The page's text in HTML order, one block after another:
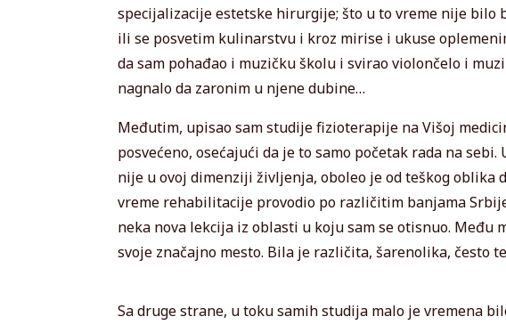
specijalizacije estetske hirurgije; što u to vreme nije bilo
ili se posvetim kulinarstvu i kroz mirise i ukuse
da sam pohađao i muzičku školu i svirao violončelo i
nagnalo da zaronim u njene dubine…
Međutim, upisao sam studije fizioterapije na Višoj
posvećeno, osećajući da je to samo početak rada na
nije u ovoj dimenziji življenja, oboleo je od teškog
vreme rehabilitacije provodio po različitim banjama
neka nova lekcija iz oblasti u koju sam se otisnuo.
svoje značajno mesto. Bila je različita, šarenolika, često
Sa druge strane, u toku samih studija malo je vremena